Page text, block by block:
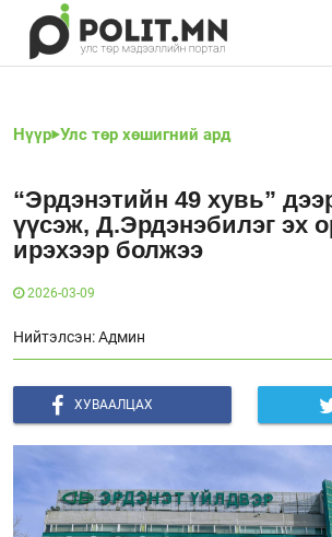
Нүүр Улс төр хөшигний ард
“Эрдэнэтийн 49 хувь”
үүсэж, Д.Эрдэнэбилэг эх
ирэхээр болжээ
2026-03-09
Нийтэлсэн: Админ
ХУВААЛЦАХ